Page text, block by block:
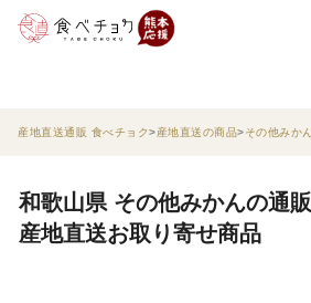
産地直送通販 食べチョク 産地直送の商品 その他みかん
和歌山県 その他みかんの通販
産地直送お取り寄せ商品